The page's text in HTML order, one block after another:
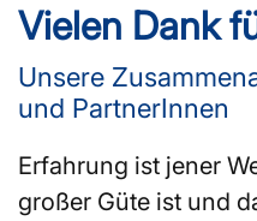
Vielen Dank
Unsere
und PartnerInnen
Erfahrung ist jener
großer Güte ist und